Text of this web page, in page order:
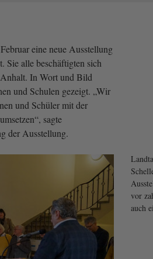
eine neue Ausstellung
Sie alle beschäftigten sich
In Wort und Bild
und Schulen gezeigt. „Wir
und Schüler mit der
sagte
der Ausstellung.
vor
auch